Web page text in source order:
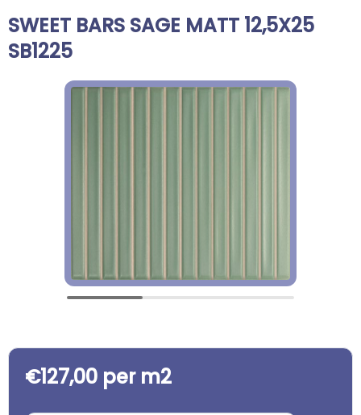
SWEET BARS SAGE MATT 12,5X25
SB1225
€127,00 per m2